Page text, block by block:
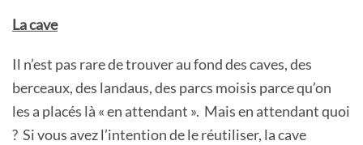
La cave
Il n’est pas rare de trouver au fond des caves, des
berceaux, des landaus, des parcs moisis parce qu’on
les a placés là « en attendant ». Mais en attendant quoi
? Si vous avez l’intention de le réutiliser, la cave